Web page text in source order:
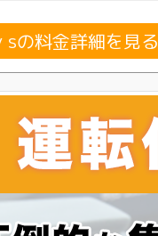
の料金詳細を見る